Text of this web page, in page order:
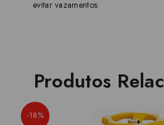
evitar vazamentos.
Produtos
-18%